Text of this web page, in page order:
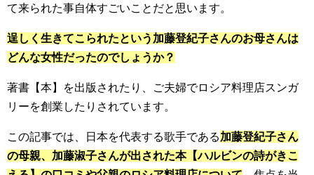
て来られた事自体すごいことだと思います。
逞しく生きてこられたという加藤登紀子さんのお母さんは
どんな女性だったのでしょうか？
著書【本】を出版されたり、ご夫婦でロシア料理店スンガ
リーを創業したりされています。
この記事では、日本を代表する歌手である加藤登紀子さん
の母親、加藤淑子さんが出された本【ハルビンの詩がきこ